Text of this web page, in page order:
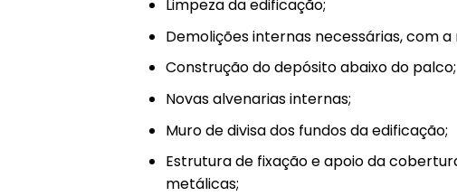
Limpeza da edificação;
Demolições internas necessárias, com
Construção do depósito abaixo do palco;
Novas alvenarias internas;
Muro de divisa dos fundos da edificação;
Estrutura de fixação e apoio da
metálicas;